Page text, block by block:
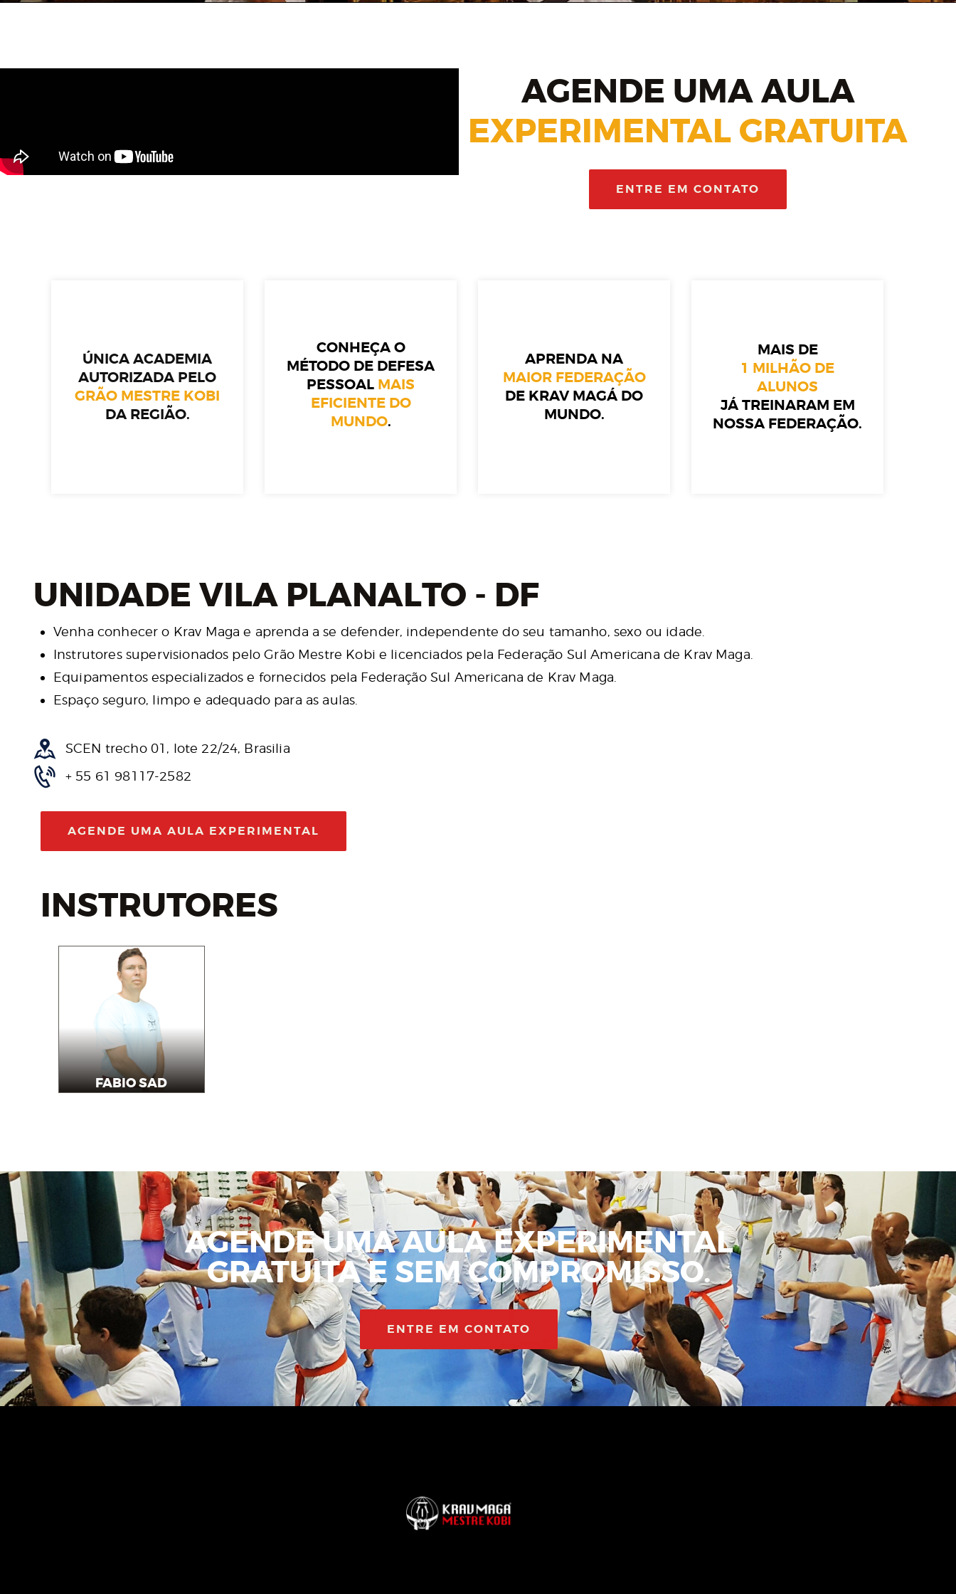
AGENDE UMA AULA
EXPERIMENTAL GRATUITA
ENTRE EM CONTATO
ÚNICA ACADEMIA
AUTORIZADA PELO
GRÃO MESTRE KOBI
DA REGIÃO.
CONHEÇA O
MÉTODO DE DEFESA
PESSOAL MAIS
EFICIENTE DO
MUNDO.
APRENDA NA
MAIOR FEDERAÇÃO
DE KRAV MAGÁ DO
MUNDO.
MAIS DE
1 MILHÃO DE
ALUNOS
JÁ TREINARAM EM
NOSSA FEDERAÇÃO.
UNIDADE VILA PLANALTO - DF
Venha conhecer o Krav Maga e aprenda a se defender, independente do seu tamanho, sexo ou idade.
Instrutores supervisionados pelo Grão Mestre Kobi e licenciados pela Federação Sul Americana de Krav Maga.
Equipamentos especializados e fornecidos pela Federação Sul Americana de Krav Maga.
Espaço seguro, limpo e adequado para as aulas.
SCEN trecho 01, lote 22/24, Brasilia
+ 55 61 98117-2582
AGENDE UMA AULA EXPERIMENTAL
INSTRUTORES
FABIO SAD
Instrutor
AGENDE UMA AULA EXPERIMENTAL
GRATUITA E SEM COMPROMISSO.
ENTRE EM CONTATO